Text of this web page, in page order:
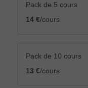
Pack de 5 cours
14 €/cours
Pack de 10 cours
13 €/cours